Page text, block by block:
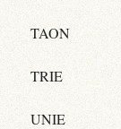
TAON
TRIE
UNIE